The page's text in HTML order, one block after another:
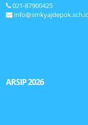
021-87900425
ARSIP 2026